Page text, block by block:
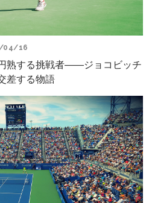
04/16
熟する挑戦者――ジョコビッチ
差する物語